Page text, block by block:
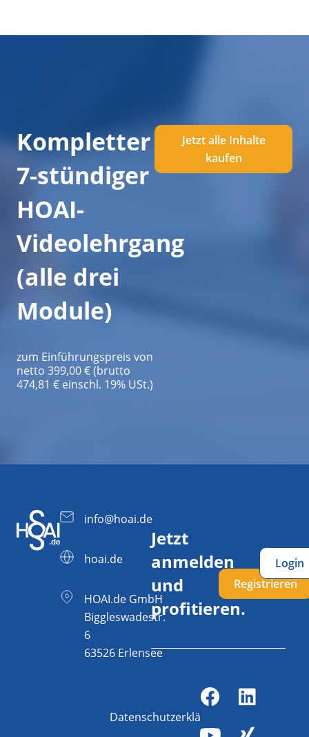
Kompletter
7-stündiger
HOAI-
Videolehrgang
(alle drei
Module)
zum Einführungspreis von
netto 399,00 € (brutto
474,81 € einschl. 19% USt.)
Jetzt alle Inhalte
kaufen
info@hoai.de
hoai.de
HOAI.de GmbH
Biggleswadestr.
6
63526 Erlensee
Jetzt
anmelden
und
profitieren.
Registrieren
Login
Datenschutzerklärung